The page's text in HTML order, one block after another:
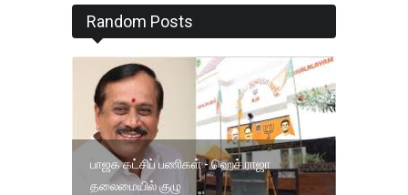
Random Posts
பாஜக கட்சிப் பணிகள் - ஹெச்.ராஜா
தலைமையில் குழு